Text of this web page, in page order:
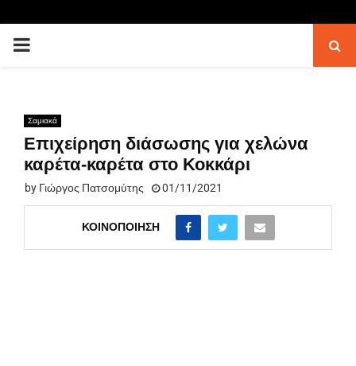
PRIMARY
Σαμιακά
Επιχείρηση διάσωσης για χελώνα
καρέτα-καρέτα στο Κοκκάρι
by Γιώργος Πατσομύτης 01/11/2021
ΚΟΙΝΟΠΟΊΗΣΗ